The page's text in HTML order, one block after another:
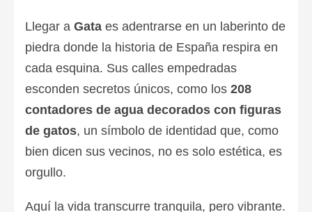
Llegar a Gata es adentrarse en un laberinto de
piedra donde la historia de España respira en
cada esquina. Sus calles empedradas
esconden secretos únicos, como los 208
contadores de agua decorados con figuras
de gatos, un símbolo de identidad que, como
bien dicen sus vecinos, no es solo estética, es
orgullo.
Aquí la vida transcurre tranquila, pero vibrante.